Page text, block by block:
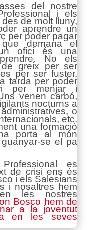
del nostre
i els
de molt lluny,
aprendre un
per poder pagar
que demana el
ofici és una
No els
de greix per ser
per ser fuster.
tarda per poder
per menjar i
venen carbó,
nocturns a
o
etc.
una formació
porta al món
se el pa
es
de crisi ens és
i els Salesians
i nosaltres hem
les nostres
Bosco hem de
a la joventut
en les seves